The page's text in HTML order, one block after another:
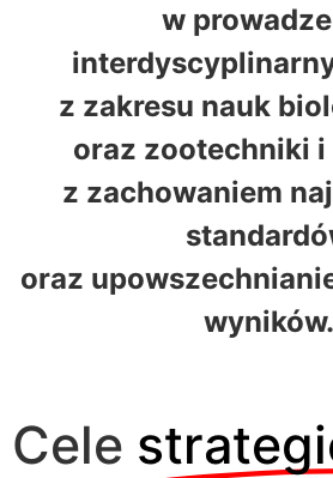
w
z zakresu nauk
oraz zootechniki
z zachowaniem
oraz
wyników.
Cele